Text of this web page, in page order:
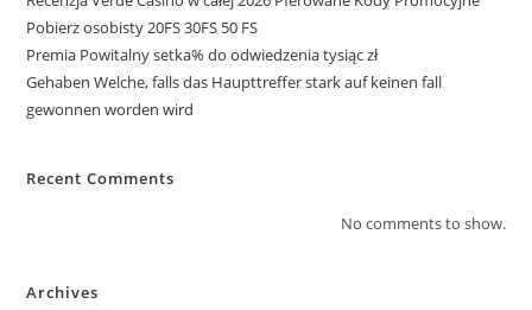
Pobierz osobisty 20FS 30FS 50 FS
Premia Powitalny setka% do odwiedzenia tysiąc zł
Gehaben Welche, falls das Haupttreffer stark auf keinen fall
gewonnen worden wird
Recent Comments
No comments to show.
Archives